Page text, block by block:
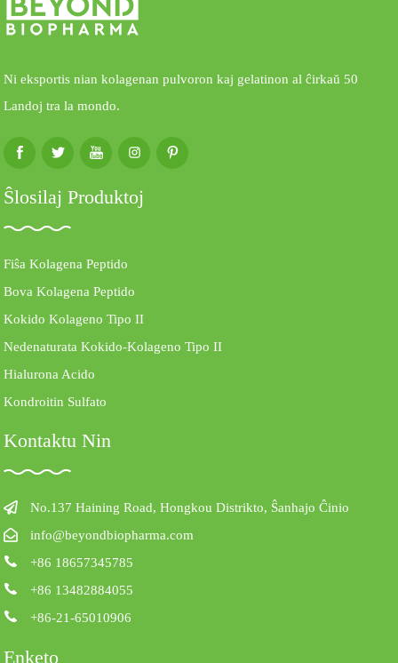
Ni eksportis nian kolagenan pulvoron kaj gelatinon al ĉirkaŭ 50
Landoj tra la mondo.
Ŝlosilaj Produktoj
Fiŝa Kolagena Peptido
Bova Kolagena Peptido
Kokido Kolageno Tipo II
Nedenaturata Kokido-Kolageno Tipo II
Hialurona Acido
Kondroitin Sulfato
Kontaktu Nin
No.137 Haining Road, Hongkou Distrikto, Ŝanhajo Ĉinio
info@beyondbiopharma.com
+86 18657345785
+86 13482884055
+86-21-65010906
Enketo